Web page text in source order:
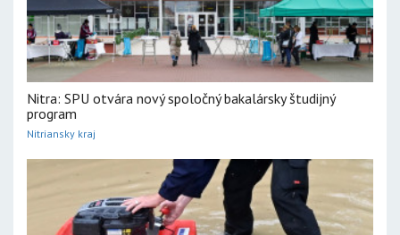
Nitra: SPU otvára nový spoločný bakalársky študijný
program
Nitriansky kraj